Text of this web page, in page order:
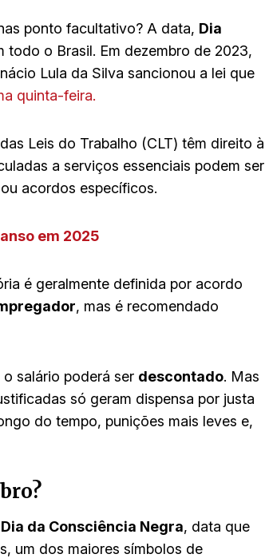
ponto facultativo? A data, Dia
todo o Brasil. Em dezembro de 2023,
Lula da Silva sancionou a lei que
quinta-feira.
Leis do Trabalho (CLT) têm direito à
a serviços essenciais podem ser
acordos específicos.
em 2025
é geralmente definida por acordo
, mas é recomendado
salário poderá ser descontado. Mas
só geram dispensa por justa
do tempo, punições mais leves e,
Dia da Consciência Negra, data que
um dos maiores símbolos de